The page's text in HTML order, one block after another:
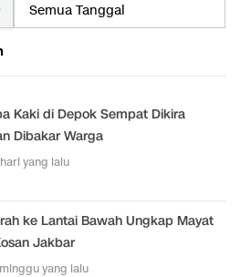
Kaki di Depok Sempat Dikira
Dibakar Warga
hari yang lalu
ke Lantai Bawah Ungkap Mayat
Jakbar
minggu yang lalu